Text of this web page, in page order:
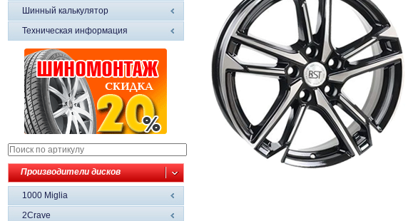
Шинный калькулятор
Техническая информация
Производители дисков
1000 Miglia
2Crave